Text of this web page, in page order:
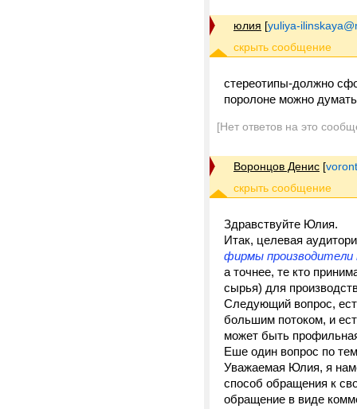
юлия [yuliya-
стереотипы-должно
поролоне можно
[Нет ответов на это
Воронцов Денис [
Здравствуйте Юлия.
Итак, целевая
фирмы производители
а точнее, те кто
сырья) для
Следующий вопрос,
большим потоком, и
может быть
Еше один вопрос по
Уважаемая Юлия, я
способ обращения к
обращение в виде